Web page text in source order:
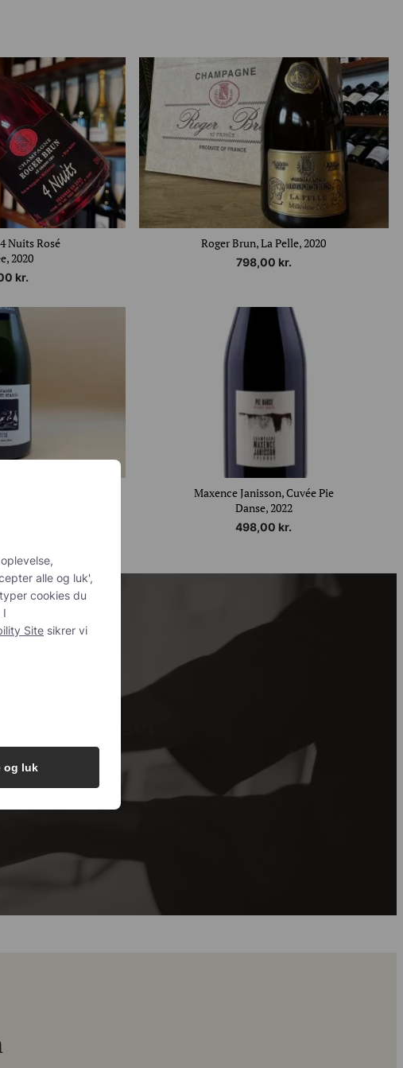
Nuits Rosé
2020
kr.
Roger Brun, La Pelle, 2020
798,00 kr.
Maxence Janisson, Cuvée Pie
Danse, 2022
498,00 kr.
gode priser
alle og luk',
cookies du
I
Site sikrer vi
og luk